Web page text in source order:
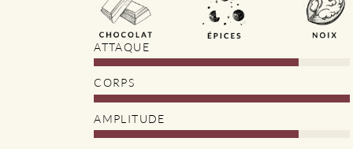
ATTAQUE
CORPS
AMPLITUDE